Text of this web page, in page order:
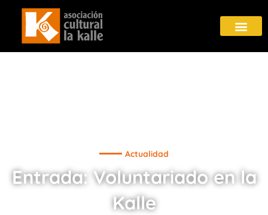
Actualidad
Entrada: Voluntariado en la
Kalle